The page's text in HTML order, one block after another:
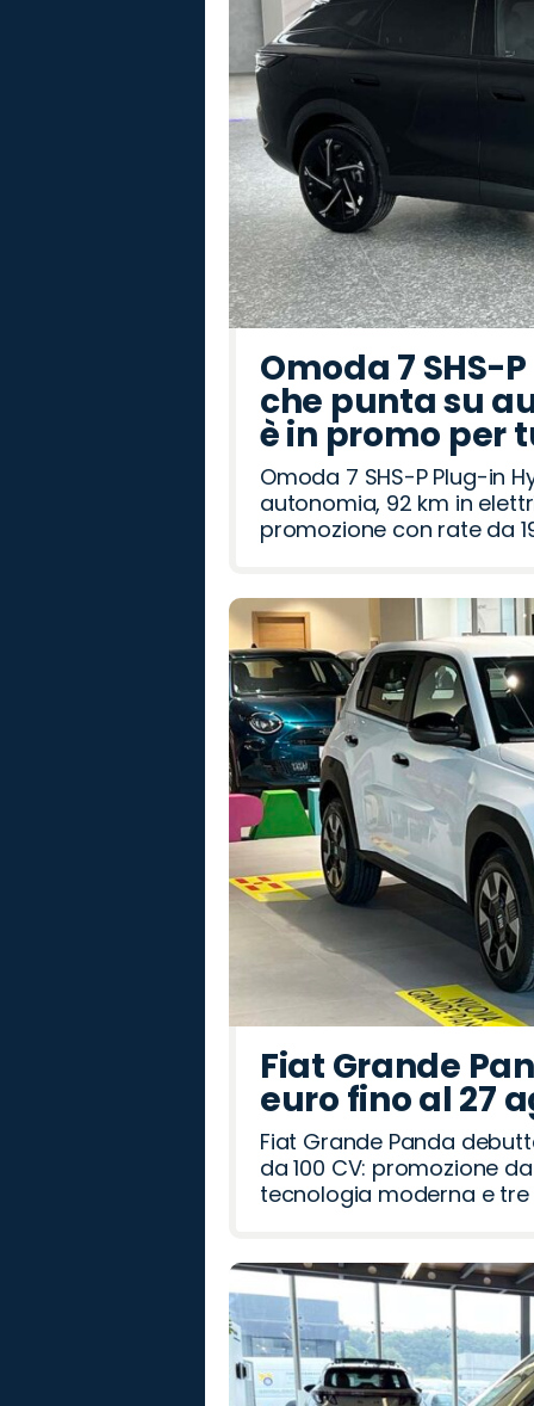
Omoda 7 SHS-
che punta su
è in promo per
Omoda 7 SHS-P Plug-in
autonomia, 92 km in
promozione con rate da
Fiat Grande
euro fino al 27
Fiat Grande Panda
da 100 CV: promozione
tecnologia moderna e